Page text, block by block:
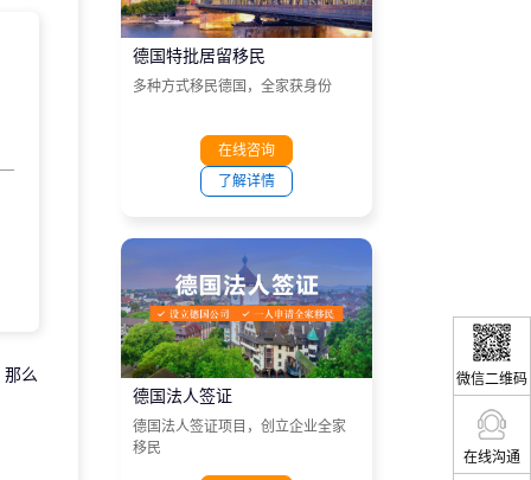
么
德国特批居留移民
多种方式移民德国，全家获身份
在线咨询
了解详情
德国法人签证
德国法人签证项目，创立企业全家
移民
微信二维码
在线沟通